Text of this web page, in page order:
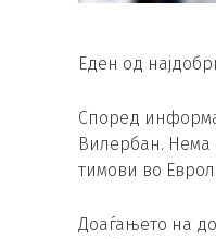
Еден од
Според
Вилербан. Нема
тимови во
Доаѓањето на